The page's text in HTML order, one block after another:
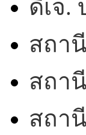
ดีเจ.
สถา
สถา
สถา